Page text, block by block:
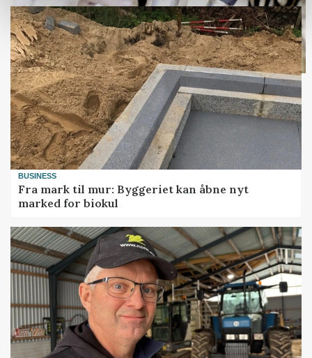
BUSINESS
Fra mark til mur: Byggeriet kan åbne nyt
marked for biokul